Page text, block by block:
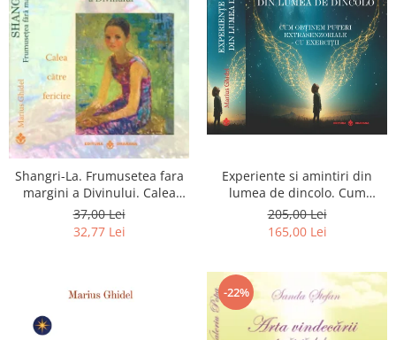
Shangri-La. Frumusetea fara
margini a Divinului. Calea
catre fericire
37,00 Lei
32,77 Lei
Experiente si amintiri din
lumea de dincolo. Cum
obtinem puteri
extrasenzoriale - cu exercitii
205,00 Lei
165,00 Lei
-22%